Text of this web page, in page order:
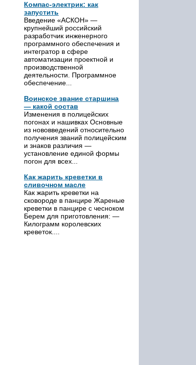
Компас-электрик: как
запустить
Введение «АСКОН» —
крупнейший российский
разработчик инженерного
программного обеспечения и
интегратор в сфере
автоматизации проектной и
производственной
деятельности. Программное
обеспечение...
Воинское звание старшина
— какой состав
Изменения в полицейских
погонах и нашивках Основные
из нововведений относительно
получения званий полицейским
и знаков различия —
установление единой формы
погон для всех...
Как жарить креветки в
сливочном масле
Как жарить креветки на
сковороде в панцире Жареные
креветки в панцире с чесноком
Берем для приготовления: —
Килограмм королевских
креветок....